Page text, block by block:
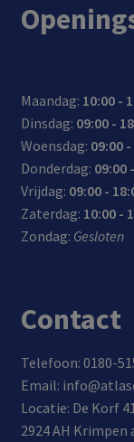
Maandag: 10:00 -
Dinsdag: 09:00 -
Woensdag: 09:00
Donderdag: 09:00
Vrijdag: 09:00 -
Zaterdag: 10:00 -
Zondag: Gesloten
Contact
Telefoon: 0180-
Email:
Locatie: De Korf 41
2924 AH Krimpen